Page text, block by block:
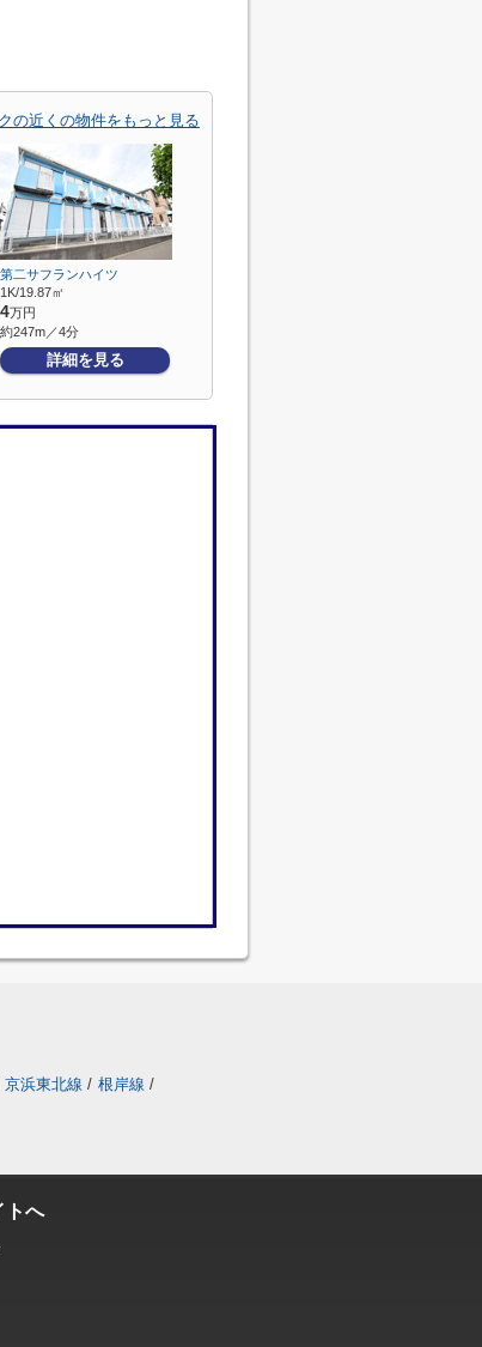
の近くの物件をもっと見る
第二サフランハイツ
1K/19.87㎡
4万円
約247m／4分
詳細を見る
京浜東北線 / 根岸線 /
トへ